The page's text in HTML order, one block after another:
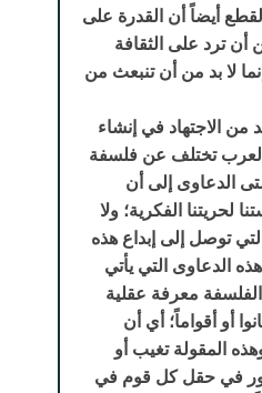
أيضاً أن القدرة على
أن ترد على الثقافة
لا بد من أن تنبعث من
من الاجتهاد في إنشاء
تختلف عن فلسفة
الدعاوى إلى أن
لحريتنا الفكرية؛ ولا
توصل إلى إبداع هذه
الدعاوى التي يأتي
معرفة عقلية
أو أقواماً؛ أي أن
المقولة تغيب أو
في حقل كل قوم في